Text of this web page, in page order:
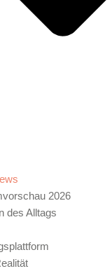
2026
des Alltags